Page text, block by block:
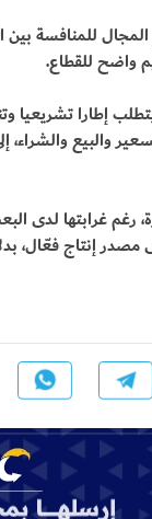
للمنافسة بين
واضح للقطاع.
إطارا تشريعيا
والبيع
رغم غرابتها لدى
إنتاج فعّال،